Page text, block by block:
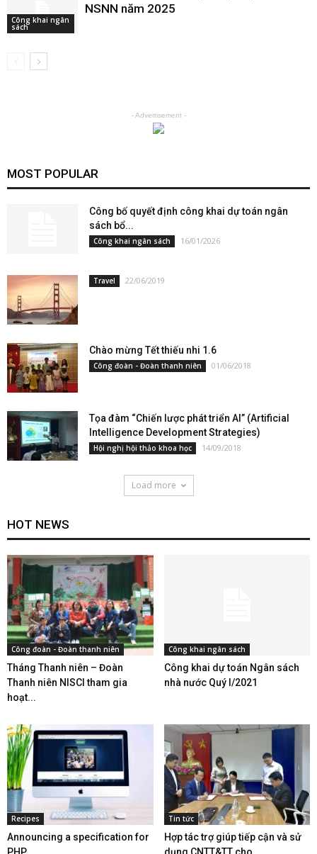
Công khai ngân
sách
NSNN năm 2025
- Advertisement -
MOST POPULAR
Công bố quyết định công khai dự toán ngân
sách bổ...
Công khai ngân sách 16/01/2026
Travel 22/06/2019
Chào mừng Tết thiếu nhi 1.6
Công đoàn - Đoàn thanh niên 01/06/2018
Tọa đàm “Chiến lược phát triển AI” (Artificial
Intelligence Development Strategies)
Hội nghị hội thảo khoa học 14/09/2018
Load more
HOT NEWS
Công đoàn - Đoàn thanh niên
Tháng Thanh niên – Đoàn
Thanh niên NISCI tham gia
hoạt...
Công khai ngân sách
Công khai dự toán Ngân sách
nhà nước Quý I/2021
Recipes
Announcing a specification for
Tin tức
Hợp tác trợ giúp tiếp cận và sử